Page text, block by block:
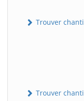
Trouver
Trouver